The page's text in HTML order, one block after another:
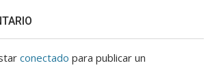
conectado para publicar un